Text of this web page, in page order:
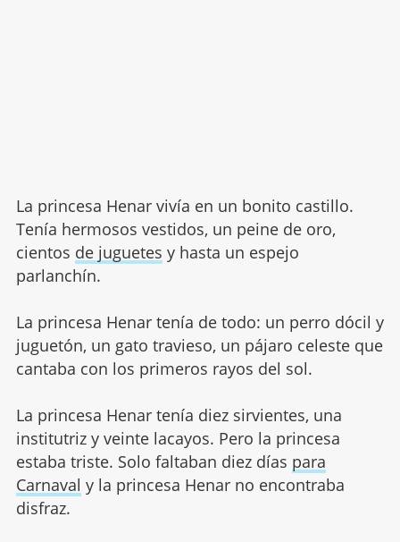
La princesa Henar vivía en un bonito castillo.
Tenía hermosos vestidos, un peine de oro,
cientos de juguetes y hasta un espejo
parlanchín.
La princesa Henar tenía de todo: un perro dócil y
juguetón, un gato travieso, un pájaro celeste que
cantaba con los primeros rayos del sol.
La princesa Henar tenía diez sirvientes, una
institutriz y veinte lacayos. Pero la princesa
estaba triste. Solo faltaban diez días para
Carnaval y la princesa Henar no encontraba
disfraz.